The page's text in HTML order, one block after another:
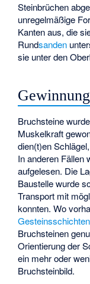
Steinbrüchen
unregelmäßige
Kanten aus, die
Rundsanden
sie unter den
Gewinnung
Bruchsteine
Muskelkraft
dien(t)en
In anderen Fällen
aufgelesen. Die
Baustelle wurde
Transport mit
konnten. Wo
Gesteinsschichten
Bruchsteinen
Orientierung der
ein mehr oder
Bruchsteinbild.